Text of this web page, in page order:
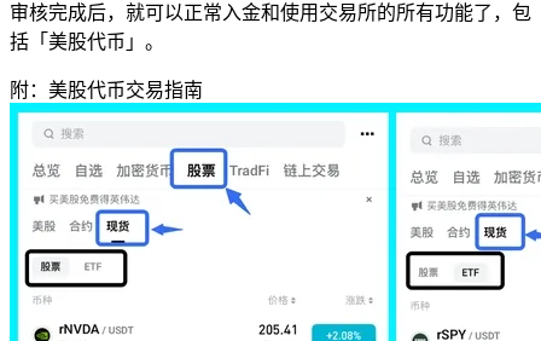
审核完成后，就可以正常入金和使用交易所的所有功能了，包
括「美股代币」。
附：美股代币交易指南